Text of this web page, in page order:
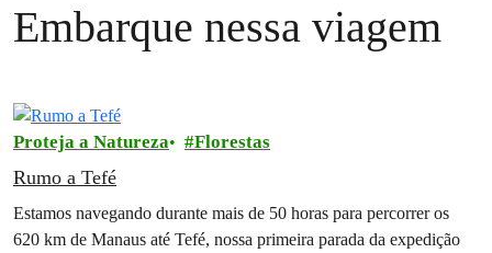
Embarque nessa viagem
Proteja a Natureza Florestas
Rumo a Tefé
Estamos navegando durante mais de 50 horas para percorrer os
620 km de Manaus até Tefé, nossa primeira parada da expedição